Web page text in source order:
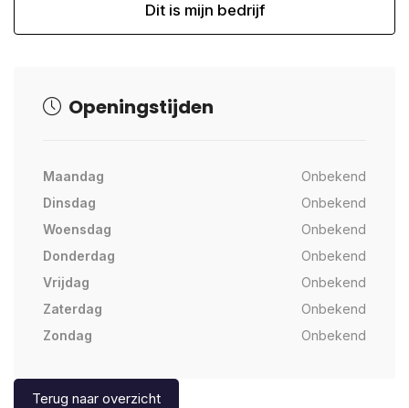
Dit is mijn bedrijf
Openingstijden
Maandag
Onbekend
Dinsdag
Onbekend
Woensdag
Onbekend
Donderdag
Onbekend
Vrijdag
Onbekend
Zaterdag
Onbekend
Zondag
Onbekend
Terug naar overzicht